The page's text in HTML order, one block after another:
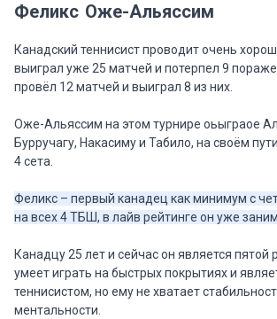
Феликс Оже-Альяссим
Канадский теннисист проводит очень
выиграл уже 25 матчей и потерпел 9
провёл 12 матчей и выиграл 8 из них.
Оже-Альяссим на этом турнире оьыграое
Бурручагу, Накасиму и Табило, на своём
4 сета.
Феликс – первый канадец как минимум с
на всех 4 ТБШ, в лайв рейтинге он уже
Канадцу 25 лет и сейчас он является пятой
умеет играть на быстрых покрытиях и
теннисистом, но ему не хватает
ментальности.